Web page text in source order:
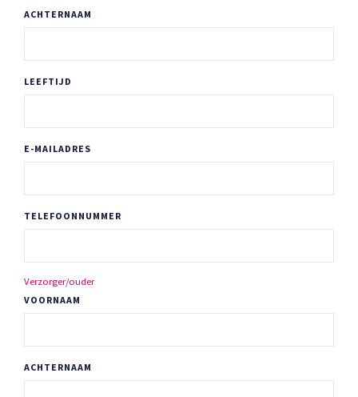
ACHTERNAAM
LEEFTIJD
E-MAILADRES
TELEFOONNUMMER
Verzorger/ouder
VOORNAAM
ACHTERNAAM